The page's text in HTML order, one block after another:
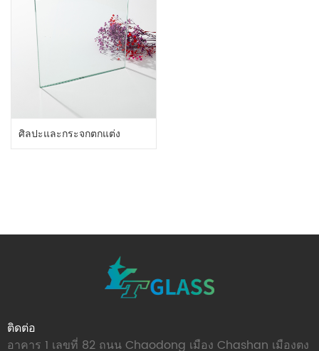
ศิลปะและกระจกตกแต่ง
ติดต่อ
อาคาร 1 เลขที่ 82 ถนน Chaodong เมือง Chashan เมืองตง